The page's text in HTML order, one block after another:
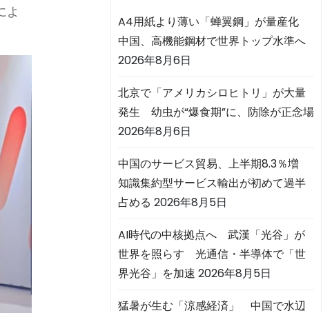
よ
A4用紙より薄い「蝉翼鋼」が量産化
中国、高機能鋼材で世界トップ水準へ
2026年8月6日
北京で「アメリカシロヒトリ」が大量
発生 幼虫が“爆食期”に、防除が正念場
2026年8月6日
中国のサービス貿易、上半期8.3％増
知識集約型サービス輸出が初めて過半
占める 2026年8月5日
AI時代の中核拠点へ 武漢「光谷」が
世界を照らす 光通信・半導体で「世
界光谷」を加速 2026年8月5日
猛暑が生む「涼感経済」 中国で水辺